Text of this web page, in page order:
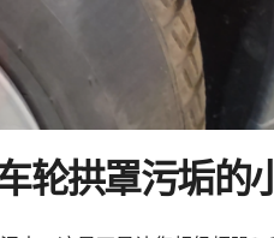
轮拱罩污垢的